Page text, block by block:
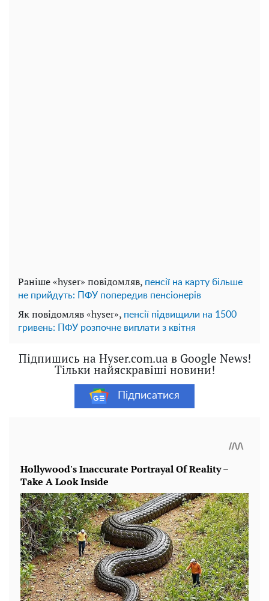
Раніше «hyser» повідомляв, пенсії на карту більше
не прийдуть: ПФУ попередив пенсіонерів
Як повідомляв «hyser», пенсії підвищили на 1500
гривень: ПФУ розпочне виплати з квітня
Підпишись на Hyser.com.ua в Google News!
Тільки найяскравіші новини!
Підписатися